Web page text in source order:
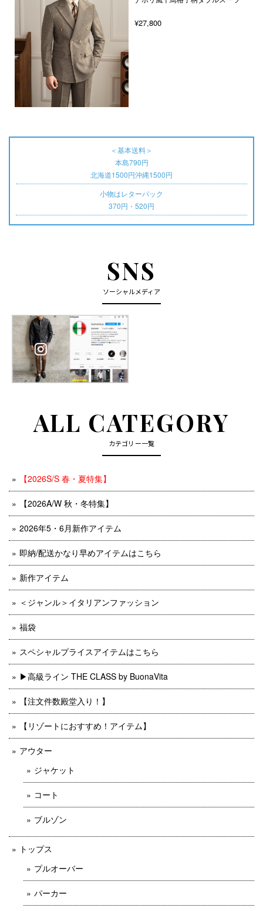
¥27,800
＜基本送料＞
本島790円
北海道1500円沖縄1500円
小物はレターパック
370円・520円
SNS
ソーシャルメディア
ALL CATEGORY
カテゴリー一覧
【2026S/S 春・夏特集】
【2026A/W 秋・冬特集】
2026年5・6月新作アイテム
即納/配送かなり早めアイテムはこちら
新作アイテム
＜ジャンル＞イタリアンファッション
福袋
スペシャルプライスアイテムはこちら
▶︎高級ライン THE CLASS by BuonaVita
【注文件数殿堂入り！】
【リゾートにおすすめ！アイテム】
アウター
ジャケット
コート
ブルゾン
トップス
プルオーバー
パーカー